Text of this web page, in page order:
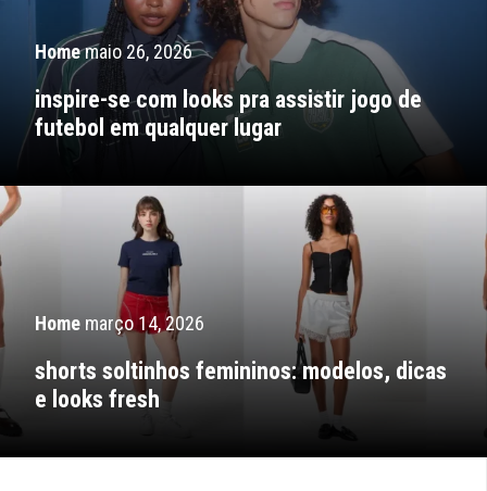
Homemaio 26, 2026
inspire-se com looks pra assistir jogo de
futebol em qualquer lugar
Home março 14, 2026
shorts soltinhos femininos: modelos, dicas
e looks fresh